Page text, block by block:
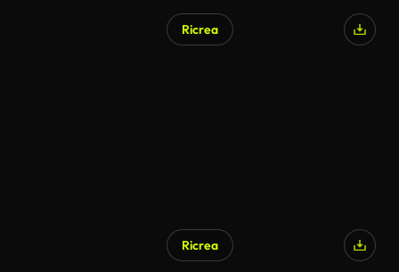
Ricrea
Ricrea